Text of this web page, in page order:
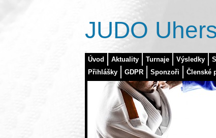
Úvod Aktuality Turnaje Výsledky
Přihlášky
GDPR Sponzoři Členské
JUDO